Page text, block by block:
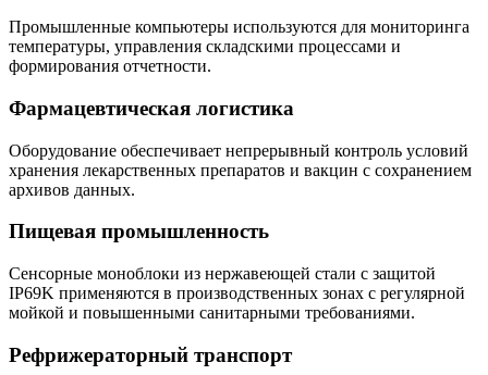
Промышленные компьютеры используются для мониторинга
температуры, управления складскими процессами и
формирования отчетности.
Фармацевтическая логистика
Оборудование обеспечивает непрерывный контроль условий
хранения лекарственных препаратов и вакцин с сохранением
архивов данных.
Пищевая промышленность
Сенсорные моноблоки из нержавеющей стали с защитой
IP69K применяются в производственных зонах с регулярной
мойкой и повышенными санитарными требованиями.
Рефрижераторный транспорт